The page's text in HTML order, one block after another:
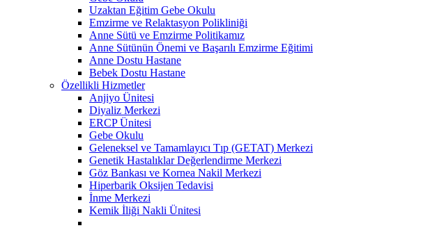
Uzaktan Eğitim Gebe Okulu
Emzirme ve Relaktasyon Polikliniği
Anne Sütü ve Emzirme Politikamız
Anne Sütünün Önemi ve Başarılı Emzirme Eğitimi
Anne Dostu Hastane
Bebek Dostu Hastane
Özellikli Hizmetler
Anjiyo Ünitesi
Diyaliz Merkezi
ERCP Ünitesi
Gebe Okulu
Geleneksel ve Tamamlayıcı Tıp (GETAT) Merkezi
Genetik Hastalıklar Değerlendirme Merkezi
Göz Bankası ve Kornea Nakil Merkezi
Hiperbarik Oksijen Tedavisi
İnme Merkezi
Kemik İliği Nakli Ünitesi